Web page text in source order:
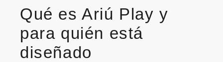
Qué es Ariú Play y
para quién está
diseñado